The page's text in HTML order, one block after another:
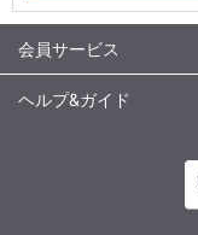
会員サービス
ヘルプ&ガイド